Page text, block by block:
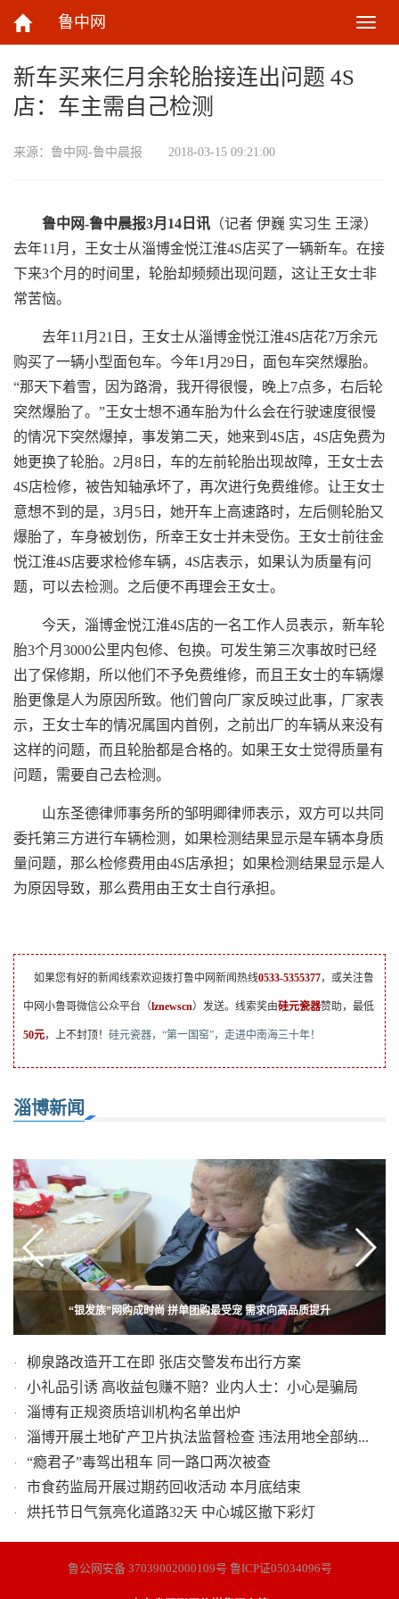
鲁中网
切
换
新车买来仨月余轮胎接连出问题 4S
店：车主需自己检测
来源： 鲁中网-鲁中晨报 2018-03-15 09:21:00
鲁中网-鲁中晨报3月14日讯 （记者 伊巍 实习生 王渌）
去年11月，王女士从淄博金悦江淮4S店买了一辆新车。在接
下来3个月的时间里，轮胎却频频出现问题，这让王女士非
常苦恼。
去年11月21日，王女士从淄博金悦江淮4S店花7万余元
购买了一辆小型面包车。今年1月29日，面包车突然爆胎。
“那天下着雪，因为路滑，我开得很慢，晚上7点多，右后轮
突然爆胎了。”王女士想不通车胎为什么会在行驶速度很慢
的情况下突然爆掉，事发第二天，她来到4S店，4S店免费为
她更换了轮胎。2月8日，车的左前轮胎出现故障，王女士去
4S店检修，被告知轴承坏了，再次进行免费维修。让王女士
意想不到的是，3月5日，她开车上高速路时，左后侧轮胎又
爆胎了，车身被划伤，所幸王女士并未受伤。王女士前往金
悦江淮4S店要求检修车辆，4S店表示，如果认为质量有问
题，可以去检测。之后便不再理会王女士。
今天，淄博金悦江淮4S店的一名工作人员表示，新车轮
胎3个月3000公里内包修、包换。可发生第三次事故时已经
出了保修期，所以他们不予免费维修，而且王女士的车辆爆
胎更像是人为原因所致。他们曾向厂家反映过此事，厂家表
示，王女士车的情况属国内首例，之前出厂的车辆从来没有
这样的问题，而且轮胎都是合格的。如果王女士觉得质量有
问题，需要自己去检测。
山东圣德律师事务所的邹明卿律师表示，双方可以共同
委托第三方进行车辆检测，如果检测结果显示是车辆本身质
量问题，那么检修费用由4S店承担；如果检测结果显示是人
为原因导致，那么费用由王女士自行承担。
如果您有好的新闻线索欢迎拨打鲁中网新闻热线0533-5355377，或关注鲁
中网小鲁哥微信公众平台（lznewscn）发送。线索奖由硅元瓷器赞助，最低
50元，上不封顶！ 硅元瓷器，“第一国窑”，走进中南海三十年！
淄博新闻
老人便民市场晕倒 好心人紧急救援
“银发族”网购成时尚 拼单团购最受宠 需求向高品质提升
· 柳泉路改造开工在即 张店交警发布出行方案
· 小礼品引诱 高收益包赚不赔？业内人士：小心是骗局
· 淄博有正规资质培训机构名单出炉
· 淄博开展土地矿产卫片执法监督检查 违法用地全部纳...
· “瘾君子”毒驾出租车 同一路口两次被查
· 市食药监局开展过期药回收活动 本月底结束
· 烘托节日气氛亮化道路32天 中心城区撤下彩灯
鲁公网安备 37039002000109号 鲁ICP证05034096号